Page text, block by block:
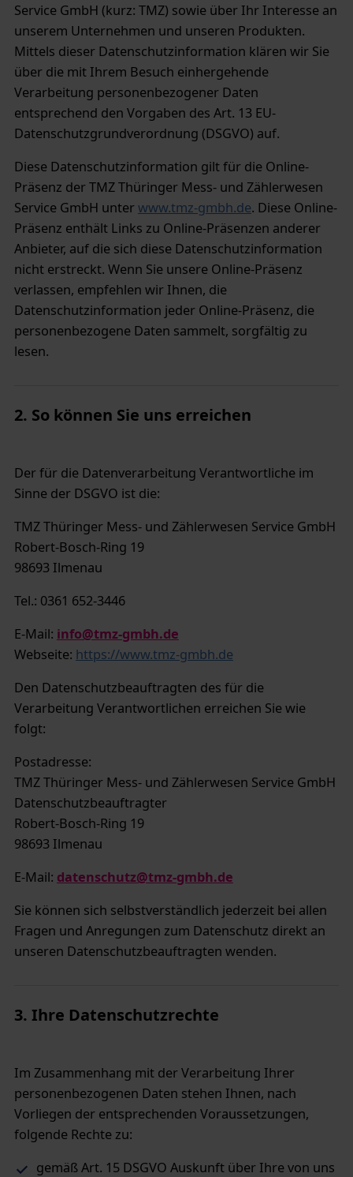
Service GmbH (kurz: TMZ) sowie über Ihr Interesse an
unserem Unternehmen und unseren Produkten.
Mittels dieser Datenschutzinformation klären wir Sie
über die mit Ihrem Besuch einhergehende
Verarbeitung personenbezogener Daten
entsprechend den Vorgaben des Art. 13 EU-
Datenschutzgrundverordnung (DSGVO) auf.
Diese Datenschutzinformation gilt für die Online-
Präsenz der TMZ Thüringer Mess- und Zählerwesen
Service GmbH unterwww.tmz-gmbh.de. Diese Online-
Präsenz enthält Links zu Online-Präsenzen anderer
Anbieter, auf die sich diese Datenschutzinformation
nicht erstreckt. Wenn Sie unsere Online-Präsenz
verlassen, empfehlen wir Ihnen, die
Datenschutzinformation jeder Online-Präsenz, die
personenbezogene Daten sammelt, sorgfältig zu
lesen.
2. So können Sie uns erreichen
Der für die Datenverarbeitung Verantwortliche im
Sinne der DSGVO ist die:
TMZ Thüringer Mess- und Zählerwesen Service GmbH
Robert-Bosch-Ring 19
98693 Ilmenau
Tel.: 0361 652-3446
E-Mail: info@tmz-gmbh.de
Webseite: https://www.tmz-gmbh.de
Den Datenschutzbeauftragten des für die
Verarbeitung Verantwortlichen erreichen Sie wie
folgt:
Postadresse:
TMZ Thüringer Mess- und Zählerwesen Service GmbH
Datenschutzbeauftragter
Robert-Bosch-Ring 19
98693 Ilmenau
E-Mail: datenschutz@tmz-gmbh.de
Sie können sich selbstverständlich jederzeit bei allen
Fragen und Anregungen zum Datenschutz direkt an
unseren Datenschutzbeauftragten wenden.
3. Ihre Datenschutzrechte
Im Zusammenhang mit der Verarbeitung Ihrer
personenbezogenen Daten stehen Ihnen, nach
Vorliegen der entsprechenden Voraussetzungen,
folgende Rechte zu:
gemäß Art. 15 DSGVO Auskunft über Ihre von uns